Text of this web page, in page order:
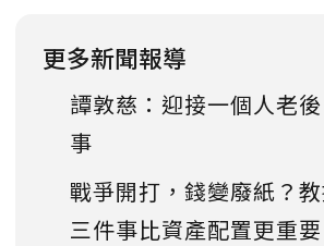
更多新聞報導
譚敦慈：迎接一個人老
事
戰爭開打，錢變廢紙？
三件事比資產配置更重要